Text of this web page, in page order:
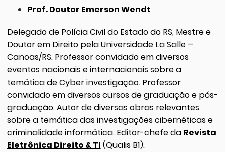
Prof. Doutor Emerson Wendt
Delegado de Polícia Civil do Estado do RS, Mestre e
Doutor em Direito pela Universidade La Salle –
Canoas/RS. Professor convidado em diversos
eventos nacionais e internacionais sobre a
temática de Cyber investigação. Professor
convidado em diversos cursos de graduação e pós-
graduação. Autor de diversas obras relevantes
sobre a temática das investigações cibernéticas e
criminalidade informática. Editor-chefe da Revista
Eletrônica Direito & TI (Qualis B1).